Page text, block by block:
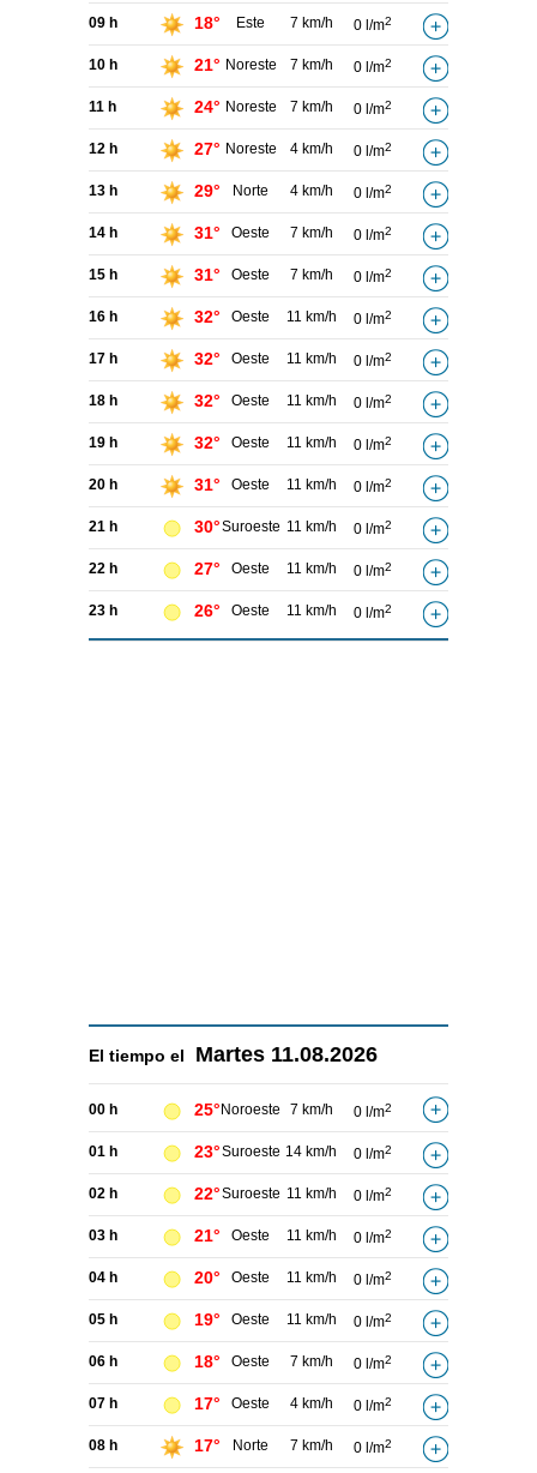
09 h 18° Este 7 km/h 0 l/m2
10 h 21° Noreste 7 km/h 0 l/m2
11 h 24° Noreste 7 km/h 0 l/m2
12 h 27° Noreste 4 km/h 0 l/m2
13 h 29° Norte 4 km/h 0 l/m2
14 h 31° Oeste 7 km/h 0 l/m2
15 h 31° Oeste 7 km/h 0 l/m2
16 h 32° Oeste 11 km/h 0 l/m2
17 h 32° Oeste 11 km/h 0 l/m2
18 h 32° Oeste 11 km/h 0 l/m2
19 h 32° Oeste 11 km/h 0 l/m2
20 h 31° Oeste 11 km/h 0 l/m2
21 h 30°Suroeste 11 km/h 0 l/m2
22 h 27° Oeste 11 km/h 0 l/m2
23 h 26° Oeste 11 km/h 0 l/m2
El tiempo el Martes 11.08.2026
00 h 25° Noroeste 7 km/h 0 l/m2
01 h 23°Suroeste 14 km/h 0 l/m2
02 h 22°Suroeste 11 km/h 0 l/m2
03 h 21° Oeste 11 km/h 0 l/m2
04 h 20° Oeste 11 km/h 0 l/m2
05 h 19° Oeste 11 km/h 0 l/m2
06 h 18° Oeste 7 km/h 0 l/m2
07 h 17° Oeste 4 km/h 0 l/m2
08 h 17° Norte 7 km/h 0 l/m2